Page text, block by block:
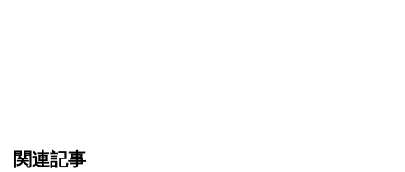
関連記事